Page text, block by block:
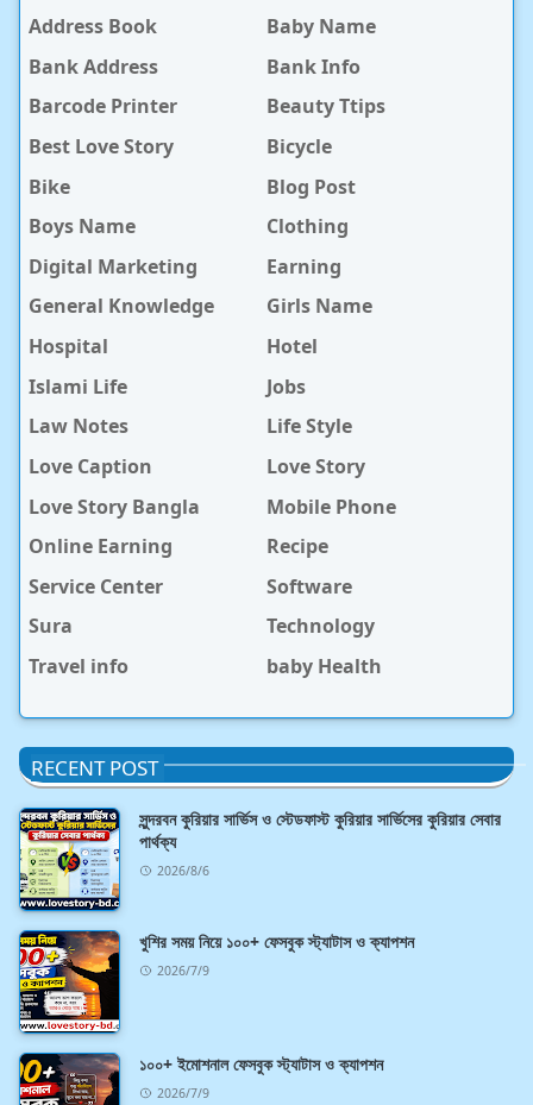
Address Book
Baby Name
Bank Address
Bank Info
Barcode Printer
Beauty Ttips
Best Love Story
Bicycle
Bike
Blog Post
Boys Name
Clothing
Digital Marketing
Earning
General Knowledge
Girls Name
Hospital
Hotel
Islami Life
Jobs
Law Notes
Life Style
Love Caption
Love Story
Love Story Bangla
Mobile Phone
Online Earning
Recipe
Service Center
Software
Sura
Technology
Travel info
baby Health
RECENT POST
সুন্দরবন কুরিয়ার সার্ভিস ও স্টেডফাস্ট কুরিয়ার সার্ভিসের কুরিয়ার সেবার
পার্থক্য
2026/8/6
খুশির সময় নিয়ে ১০০+ ফেসবুক স্ট্যাটাস ও ক্যাপশন
2026/7/9
১০০+ ইমোশনাল ফেসবুক স্ট্যাটাস ও ক্যাপশন
2026/7/9